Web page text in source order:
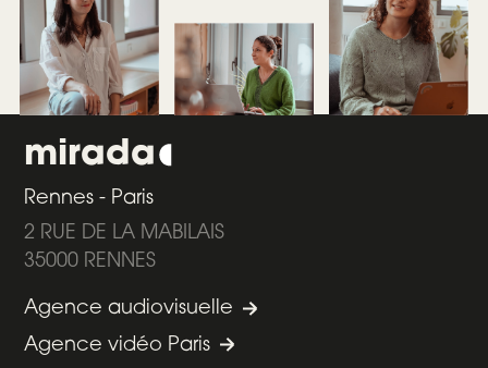
mirada
Rennes - Paris
2 RUE DE LA MABILAIS
35000 RENNES
Agence audiovisuelle
Agence vidéo Paris